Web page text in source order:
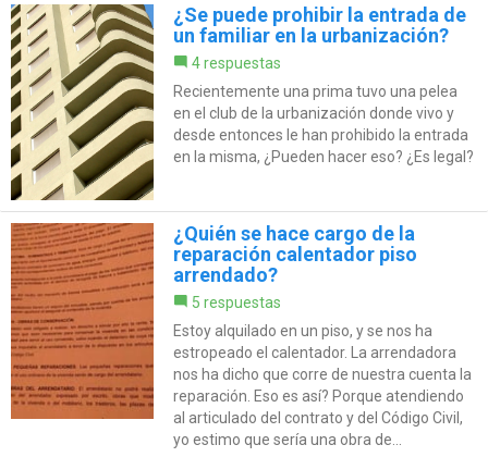
¿Se puede prohibir la entrada de
un familiar en la urbanización?
4 respuestas
Recientemente una prima tuvo una pelea
en el club de la urbanización donde vivo y
desde entonces le han prohibido la entrada
en la misma, ¿Pueden hacer eso? ¿Es legal?
¿Quién se hace cargo de la
reparación calentador piso
arrendado?
5 respuestas
Estoy alquilado en un piso, y se nos ha
estropeado el calentador. La arrendadora
nos ha dicho que corre de nuestra cuenta la
reparación. Eso es así? Porque atendiendo
al articulado del contrato y del Código Civil,
yo estimo que sería una obra de...